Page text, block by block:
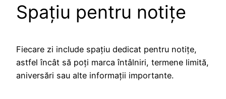
Spațiu pentru notițe
Fiecare zi include spațiu dedicat pentru notițe,
astfel încât să poți marca întâlniri, termene limită,
aniversări sau alte informații importante.